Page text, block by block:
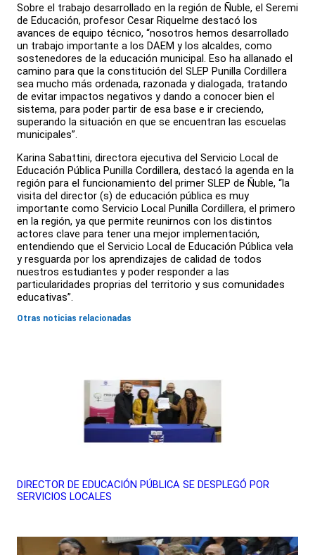
Sobre el trabajo desarrollado en la región de Ñuble, el Seremi
de Educación, profesor Cesar Riquelme destacó los
avances de equipo técnico, “nosotros hemos desarrollado
un trabajo importante a los DAEM y los alcaldes, como
sostenedores de la educación municipal. Eso ha allanado el
camino para que la constitución del SLEP Punilla Cordillera
sea mucho más ordenada, razonada y dialogada, tratando
de evitar impactos negativos y dando a conocer bien el
sistema, para poder partir de esa base e ir creciendo,
superando la situación en que se encuentran las escuelas
municipales”.
Karina Sabattini, directora ejecutiva del Servicio Local de
Educación Pública Punilla Cordillera, destacó la agenda en la
región para el funcionamiento del primer SLEP de Ñuble, “la
visita del director (s) de educación pública es muy
importante como Servicio Local Punilla Cordillera, el primero
en la región, ya que permite reunirnos con los distintos
actores clave para tener una mejor implementación,
entendiendo que el Servicio Local de Educación Pública vela
y resguarda por los aprendizajes de calidad de todos
nuestros estudiantes y poder responder a las
particularidades proprias del territorio y sus comunidades
educativas”.
Otras noticias relacionadas
DIRECTOR DE EDUCACIÓN PÚBLICA SE DESPLEGÓ POR
SERVICIOS LOCALES